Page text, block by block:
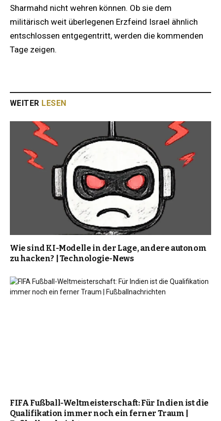
Sharmahd nicht wehren können. Ob sie dem
militärisch weit überlegenen Erzfeind Israel ähnlich
entschlossen entgegentritt, werden die kommenden
Tage zeigen.
WEITER LESEN
Wie sind KI-Modelle in der Lage, andere autonom
zu hacken? | Technologie-News
FIFA Fußball-Weltmeisterschaft: Für Indien ist die
Qualifikation immer noch ein ferner Traum |